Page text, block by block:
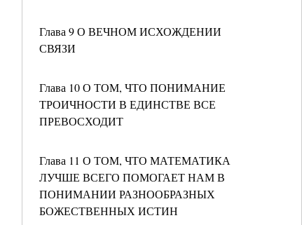
Глава 9 О ВЕЧНОМ ИСХОЖДЕНИИ
СВЯЗИ
Глава 10 О ТОМ, ЧТО ПОНИМАНИЕ
ТРОИЧНОСТИ В ЕДИНСТВЕ ВСЕ
ПРЕВОСХОДИТ
Глава 11 О ТОМ, ЧТО МАТЕМАТИКА
ЛУЧШЕ ВСЕГО ПОМОГАЕТ НАМ В
ПОНИМАНИИ РАЗНООБРАЗНЫХ
БОЖЕСТВЕННЫХ ИСТИН